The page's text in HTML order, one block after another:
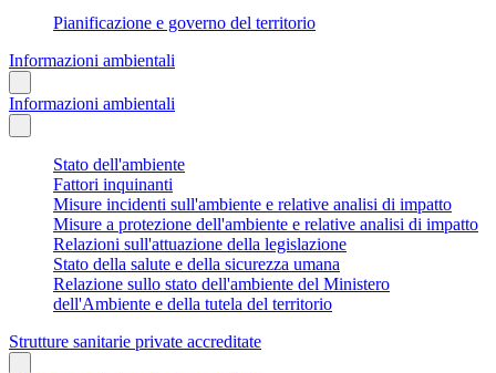
Pianificazione e governo del territorio
Informazioni ambientali
Informazioni ambientali
Stato dell'ambiente
Fattori inquinanti
Misure incidenti sull'ambiente e relative analisi di impatto
Misure a protezione dell'ambiente e relative analisi di impatto
Relazioni sull'attuazione della legislazione
Stato della salute e della sicurezza umana
Relazione sullo stato dell'ambiente del Ministero
dell'Ambiente e della tutela del territorio
Strutture sanitarie private accreditate